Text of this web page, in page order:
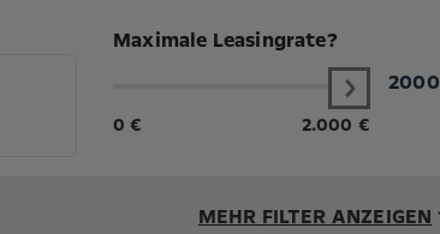
Maximale Leasingrate?
0 € 2.000 €
2000
MEHR FILTER ANZEIGEN